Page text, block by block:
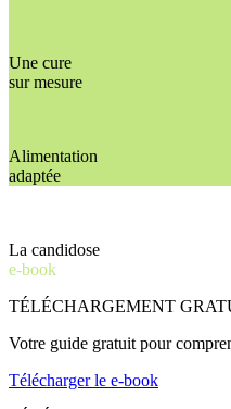
Une cure
sur mesure
Alimentation
adaptée
La candidose
e-book
TÉLÉCHARGEMENT
Votre guide gratuit pour
Télécharger le e-book